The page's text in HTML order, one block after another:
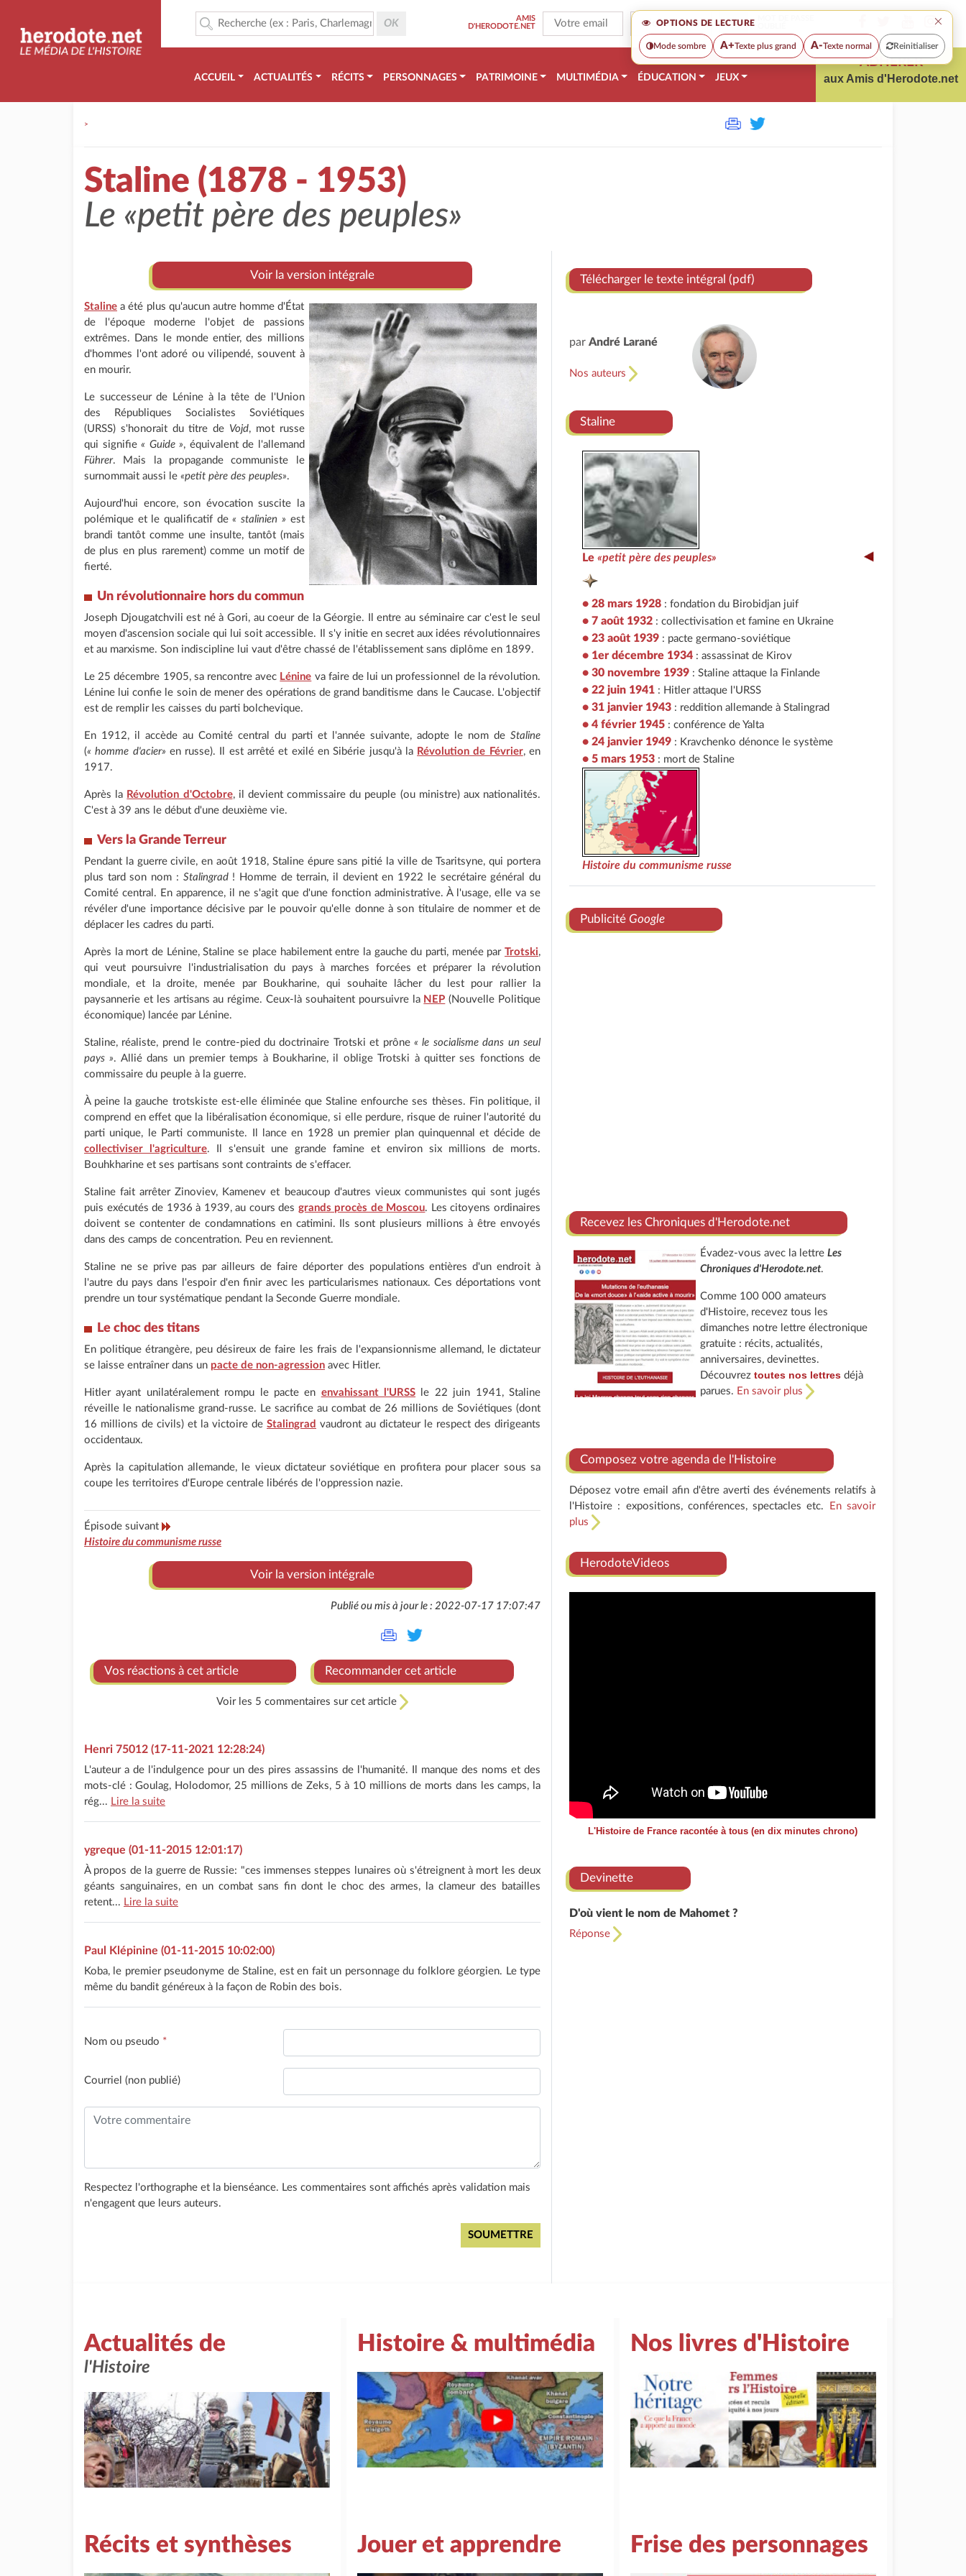
OPTIONS DE LECTURE ×
Mode sombre A+Texte plus grand A-Texte normal Reinitialiser
AMIS
D'HERODOTE.NET
ACCUEIL ACTUALITÉS RÉCITS PERSONNAGES PATRIMOINE MULTIMÉDIA ÉDUCATION JEUX
ADHÉRER
aux Amis d'Herodote.net
>
Staline (1878 - 1953)
Le «petit père des peuples»
Voir la version intégrale
Staline a été plus qu'aucun autre homme d'État
de l'époque moderne l'objet de passions
extrêmes. Dans le monde entier, des millions
d'hommes l'ont adoré ou vilipendé, souvent à
en mourir.
Le successeur de Lénine à la tête de l'Union
des Républiques Socialistes Soviétiques
(URSS) s'honorait du titre de Vojd, mot russe
qui signifie « Guide », équivalent de l'allemand
Führer. Mais la propagande communiste le
surnommait aussi le «petit père des peuples».
Aujourd'hui encore, son évocation suscite la
polémique et le qualificatif de« stalinien » est
brandi tantôt comme une insulte, tantôt (mais
de plus en plus rarement) comme un motif de
fierté.
Un révolutionnaire hors du commun
Joseph Djougatchvili est né à Gori, au coeur de la Géorgie. Il entre au séminaire car c'est le seul
moyen d'ascension sociale qui lui soit accessible. Il s'y initie en secret aux idées révolutionnaires
et au marxisme. Son indiscipline lui vaut d'être chassé de l'établissement sans diplôme en 1899.
Le 25 décembre 1905, sa rencontre avec Lénine va faire de lui un professionnel de la révolution.
Lénine lui confie le soin de mener des opérations de grand banditisme dans le Caucase. L'objectif
est de remplir les caisses du parti bolchevique.
En 1912, il accède au Comité central du parti et l'année suivante, adopte le nom de Staline
(« homme d'acier» en russe). Il est arrêté et exilé en Sibérie jusqu'à la Révolution de Février, en
1917.
Après la Révolution d'Octobre, il devient commissaire du peuple (ou ministre) aux nationalités.
C'est à 39 ans le début d'une deuxième vie.
Vers la Grande Terreur
Pendant la guerre civile, en août 1918, Staline épure sans pitié la ville de Tsaritsyne, qui portera
plus tard son nom : Stalingrad! Homme de terrain, il devient en 1922 le secrétaire général du
Comité central. En apparence, il ne s'agit que d'une fonction administrative. À l'usage, elle va se
révéler d'une importance décisive par le pouvoir qu'elle donne à son titulaire de nommer et de
déplacer les cadres du parti.
Après la mort de Lénine, Staline se place habilement entre la gauche du parti, menée par Trotski,
qui veut poursuivre l'industrialisation du pays à marches forcées et préparer la révolution
mondiale, et la droite, menée par Boukharine, qui souhaite lâcher du lest pour rallier la
paysannerie et les artisans au régime. Ceux-là souhaitent poursuivre la NEP (Nouvelle Politique
économique) lancée par Lénine.
Staline, réaliste, prend le contre-pied du doctrinaire Trotski et prône « le socialisme dans un seul
pays ». Allié dans un premier temps à Boukharine, il oblige Trotski à quitter ses fonctions de
commissaire du peuple à la guerre.
À peine la gauche trotskiste est-elle éliminée que Staline enfourche ses thèses. Fin politique, il
comprend en effet que la libéralisation économique, si elle perdure, risque de ruiner l'autorité du
parti unique, le Parti communiste. Il lance en 1928 un premier plan quinquennal et décide de
collectiviser l'agriculture. Il s'ensuit une grande famine et environ six millions de morts.
Bouhkharine et ses partisans sont contraints de s'effacer.
Staline fait arrêter Zinoviev, Kamenev et beaucoup d'autres vieux communistes qui sont jugés
puis exécutés de 1936 à 1939, au cours des grands procès de Moscou. Les citoyens ordinaires
doivent se contenter de condamnations en catimini. Ils sont plusieurs millions à être envoyés
dans des camps de concentration. Peu en reviennent.
Staline ne se prive pas par ailleurs de faire déporter des populations entières d'un endroit à
l'autre du pays dans l'espoir d'en finir avec les particularismes nationaux. Ces déportations vont
prendre un tour systématique pendant la Seconde Guerre mondiale.
Le choc des titans
En politique étrangère, peu désireux de faire les frais de l'expansionnisme allemand, le dictateur
se laisse entraîner dans un pacte de non-agression avec Hitler.
Hitler ayant unilatéralement rompu le pacte en envahissant l'URSS le 22 juin 1941, Staline
réveille le nationalisme grand-russe. Le sacrifice au combat de 26 millions de Soviétiques (dont
16 millions de civils) et la victoire de Stalingrad vaudront au dictateur le respect des dirigeants
occidentaux.
Après la capitulation allemande, le vieux dictateur soviétique en profitera pour placer sous sa
coupe les territoires d'Europe centrale libérés de l'oppression nazie.
Épisode suivant
Histoire du communisme russe
Voir la version intégrale
Publié ou mis à jour le : 2022-07-17 17:07:47
Vos réactions à cet article Recommander cet article
Voir les 5 commentaires sur cet article
Henri 75012 (17-11-2021 12:28:24)
L'auteur a de l'indulgence pour un des pires assassins de l'humanité. Il manque des noms et des
mots-clé : Goulag, Holodomor, 25 millions de Zeks, 5 à 10 millions de morts dans les camps, la
rég... Lire la suite
ygreque (01-11-2015 12:01:17)
À propos de la guerre de Russie: "ces immenses steppes lunaires où s'étreignent à mort les deux
géants sanguinaires, en un combat sans fin dont le choc des armes, la clameur des batailles
retent... Lire la suite
Paul Klépinine (01-11-2015 10:02:00)
Koba, le premier pseudonyme de Staline, est en fait un personnage du folklore géorgien. Le type
même du bandit généreux à la façon de Robin des bois.
Nom ou pseudo *
Courriel (non publié)
Respectez l'orthographe et la bienséance. Les commentaires sont affichés après validation mais
n'engagent que leurs auteurs.
Télécharger le texte intégral (pdf)
par André Larané
Nos auteurs
Staline
Le «petit père des peuples»
• 28 mars 1928 : fondation du Birobidjan juif
• 7 août 1932 : collectivisation et famine en Ukraine
• 23 août 1939 : pacte germano-soviétique
• 1er décembre 1934 : assassinat de Kirov
• 30 novembre 1939 : Staline attaque la Finlande
• 22 juin 1941 : Hitler attaque l'URSS
• 31 janvier 1943 : reddition allemande à Stalingrad
• 4 février 1945 : conférence de Yalta
• 24 janvier 1949 : Kravchenko dénonce le système
• 5 mars 1953 : mort de Staline
Histoire du communisme russe
Publicité Google
Recevez les Chroniques d'Herodote.net
Évadez-vous avec la lettreLes
Chroniques d'Herodote.net.
Comme 100 000 amateurs
d'Histoire, recevez tous les
dimanches notre lettre électronique
gratuite : récits, actualités,
anniversaires, devinettes.
Découvreztoutes nos lettres déjà
parues. En savoir plus
Composez votre agenda de l'Histoire
Déposez votre email afin d'être averti des événements relatifs à
l'Histoire : expositions, conférences, spectacles etc. En savoir
plus
HerodoteVideos
L'Histoire de France racontée à tous (en dix minutes chrono)
Devinette
D'où vient le nom de Mahomet ?
Réponse
Actualités de
l'Histoire
Histoire & multimédia Nos livres d'Histoire
Récits et synthèses Jouer et apprendre Frise des personnages